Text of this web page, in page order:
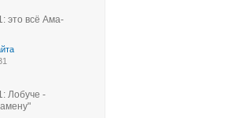
это всё Ама-
Лобуче -